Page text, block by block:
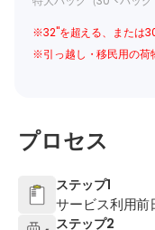
※32"を超える、または
※引っ越し・移民用の荷
プロセス
ステップ1
サービス利用前
ステップ2